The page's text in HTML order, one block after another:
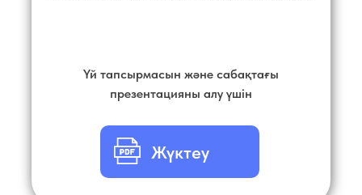
Үй тапсырмасын және сабақтағы
презентацияны алу үшін
Жүктеу